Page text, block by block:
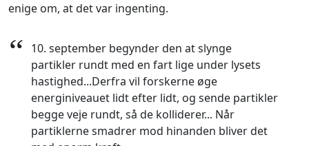
enige om, at det var ingenting.
“ 10. september begynder den at slynge
partikler rundt med en fart lige under lysets
hastighed...Derfra vil forskerne øge
energiniveauet lidt efter lidt, og sende partikler
begge veje rundt, så de kolliderer... Når
partiklerne smadrer mod hinanden bliver det